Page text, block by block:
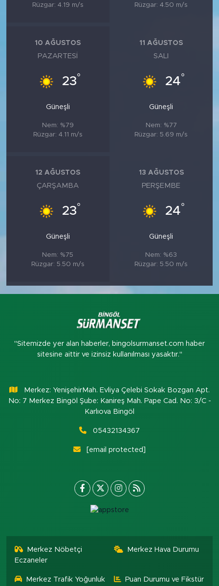
Rüzgar: 4.19 m/s
Rüzgar: 4.50 m/s
10 AĞUSTOS
PAZARTESI
23°
Güneşli
Nem: %79
Rüzgar: 4.11 m/s
11 AĞUSTOS
SALI
24°
Güneşli
Nem: %77
Rüzgar: 5.69 m/s
12 AĞUSTOS
ÇARŞAMBA
23°
Güneşli
Nem: %75
Rüzgar: 5.50 m/s
13 AĞUSTOS
PERŞEMBE
24°
Güneşli
Nem: %63
Rüzgar: 5.50 m/s
"Sitemizde yer alan haberler, bingolsurmanset.com haber
sitesine aittir ve izinsiz kullanılması yasaktır."
Merkez: YenişehirMah. Evliya Çelebi Sokak Bozgan Apt.
No: 7 Merkez Bingöl Şube: Kanireş Mah. Pape Cad. No: 3/C -
Karlıova Bingöl
05432134367
[email protected]
Merkez Nöbetçi
Eczaneler
Merkez Hava Durumu
Merkez Trafik Yoğunluk Puan Durumu ve Fikstür